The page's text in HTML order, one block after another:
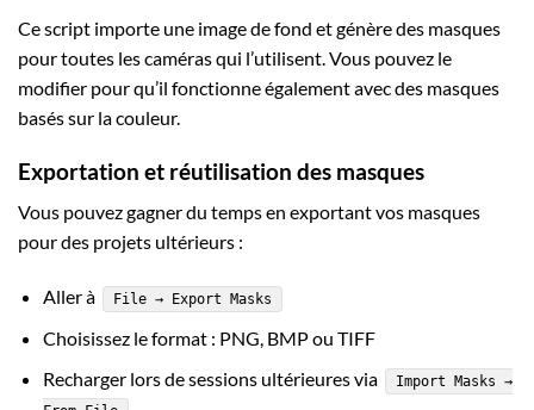
Ce script importe une image de fond et génère des masques
pour toutes les caméras qui l’utilisent. Vous pouvez le
modifier pour qu’il fonctionne également avec des masques
basés sur la couleur.
Exportation et réutilisation des masques
Vous pouvez gagner du temps en exportant vos masques
pour des projets ultérieurs :
Aller à File → Export Masks
Choisissez le format : PNG, BMP ou TIFF
Recharger lors de sessions ultérieures via
Import Masks →